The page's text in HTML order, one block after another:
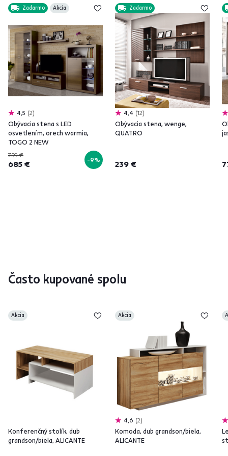
Zadarmo Akcia
4,5 2
Obývacia stena s LED
osvetlením, orech warmia,
TOGO 2 NEW
759 €
685 € -9%
Zadarmo
4,4 12
Obývacia stena, wenge,
QUATRO
239 €
Často kupované spolu
Akcia
Konferenčný stolík, dub
grandson/biela, ALICANTE
Akcia
4,6 2
Komoda, dub grandson/biela,
ALICANTE